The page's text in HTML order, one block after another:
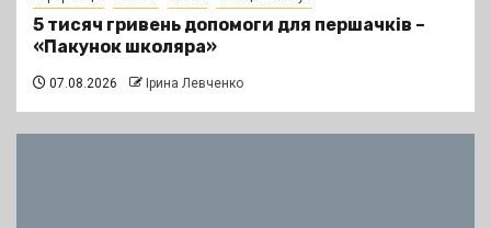
5 тисяч гривень допомоги для першачків –
«Пакунок школяра»
07.08.2026 Ірина Левченко